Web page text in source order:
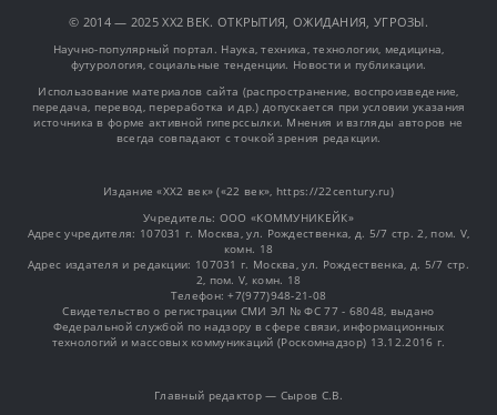
© 2014 — 2025 XX2 ВЕК. ОТКРЫТИЯ, ОЖИДАНИЯ, УГРОЗЫ.
Научно-популярный портал. Наука, техника, технологии, медицина,
футурология, социальные тенденции. Новости и публикации.
Использование материалов сайта (распространение, воспроизведение,
передача, перевод, переработка и др.) допускается при условии указания
источника в форме активной гиперссылки. Мнения и взгляды авторов не
всегда совпадают с точкой зрения редакции.
Издание «XX2 век» («22 век», https://22century.ru)
Учредитель: OOO «КОММУНИКЕЙК»
Адрес учредителя: 107031 г. Москва, ул. Рождественка, д. 5/7 стр. 2, пом. V,
комн. 18
Адрес издателя и редакции: 107031 г. Москва, ул. Рождественка, д. 5/7 стр.
2, пом. V, комн. 18
Телефон: +7(977)948-21-08
Свидетельство о регистрации СМИ ЭЛ № ФС 77 - 68048, выдано
Федеральной службой по надзору в сфере связи, информационных
технологий и массовых коммуникаций (Роскомнадзор) 13.12.2016 г.
Главный редактор — Сыров С.В.